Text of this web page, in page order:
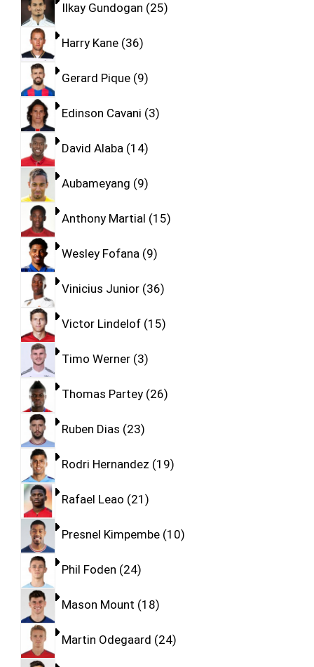
Ilkay Gundogan 25
Harry Kane 36
Gerard Pique 9
Edinson Cavani 3
David Alaba 14
Aubameyang 9
Anthony Martial 15
Wesley Fofana 9
Vinicius Junior 36
Victor Lindelof 15
Timo Werner 3
Thomas Partey 26
Ruben Dias 23
Rodri Hernandez 19
Rafael Leao 21
Presnel Kimpembe 10
Phil Foden 24
Mason Mount 18
Martin Odegaard 24